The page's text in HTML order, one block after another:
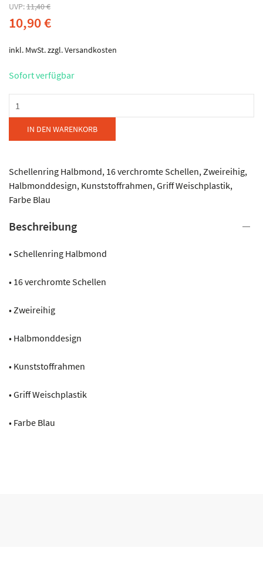
UVP:11,40€
10,90€
inkl. MwSt.zzgl.Versandkosten
Sofort verfügbar
49
Schellenkranz
IN DEN WARENKORB
Schellenring Halbmond, 16 verchromte Schellen, Zweireihig,
Halbmonddesign, Kunststoffrahmen, Griff Weischplastik,
Farbe Blau
Beschreibung
• Schellenring Halbmond
• 16 verchromte Schellen
• Zweireihig
• Halbmonddesign
• Kunststoffrahmen
• Griff Weischplastik
• Farbe Blau